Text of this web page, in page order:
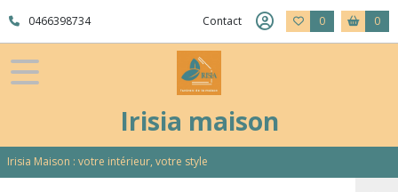
0466398734 Contact 0 0
Irisia maison
Irisia Maison : votre intérieur, votre style